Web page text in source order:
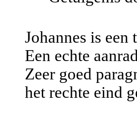
Johannes is
Een echte
Zeer goed
het rechte eind